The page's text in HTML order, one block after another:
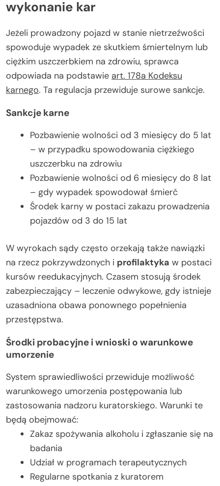
wykonanie kar
Jeżeli prowadzony pojazd w stanie nietrzeźwości
spowoduje wypadek ze skutkiem śmiertelnym lub
ciężkim uszczerbkiem na zdrowiu, sprawca
odpowiada na podstawie art. 178a Kodeksu
karnego. Ta regulacja przewiduje surowe sankcje.
Sankcje karne
Pozbawienie wolności od 3 miesięcy do 5 lat
– w przypadku spowodowania ciężkiego
uszczerbku na zdrowiu
Pozbawienie wolności od 6 miesięcy do 8 lat
– gdy wypadek spowodował śmierć
Środek karny w postaci zakazu prowadzenia
pojazdów od 3 do 15 lat
W wyrokach sądy często orzekają także nawiązki
na rzecz pokrzywdzonych i profilaktyka w postaci
kursów reedukacyjnych. Czasem stosują środek
zabezpieczający – leczenie odwykowe, gdy istnieje
uzasadniona obawa ponownego popełnienia
przestępstwa.
Środki probacyjne i wnioski o warunkowe
umorzenie
System sprawiedliwości przewiduje możliwość
warunkowego umorzenia postępowania lub
zastosowania nadzoru kuratorskiego. Warunki te
będą obejmować:
Zakaz spożywania alkoholu i zgłaszanie się na
badania
Udział w programach terapeutycznych
Regularne spotkania z kuratorem